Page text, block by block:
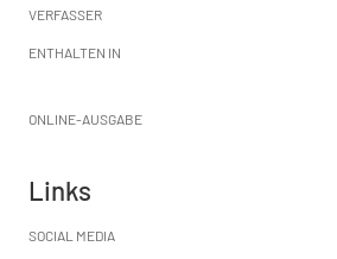
VERFASSER
ENTHALTEN IN
ONLINE-AUSGABE
Links
SOCIAL MEDIA